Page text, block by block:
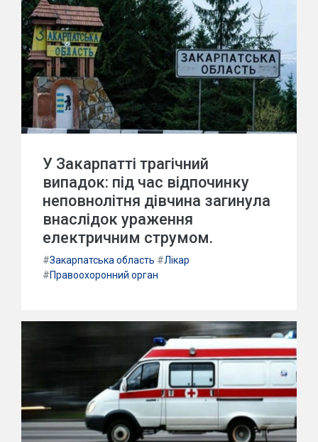
У Закарпатті трагічний
випадок: під час відпочинку
неповнолітня дівчина загинула
внаслідок ураження
електричним струмом.
#Закарпатська область #Лікар
#Правоохоронний орган